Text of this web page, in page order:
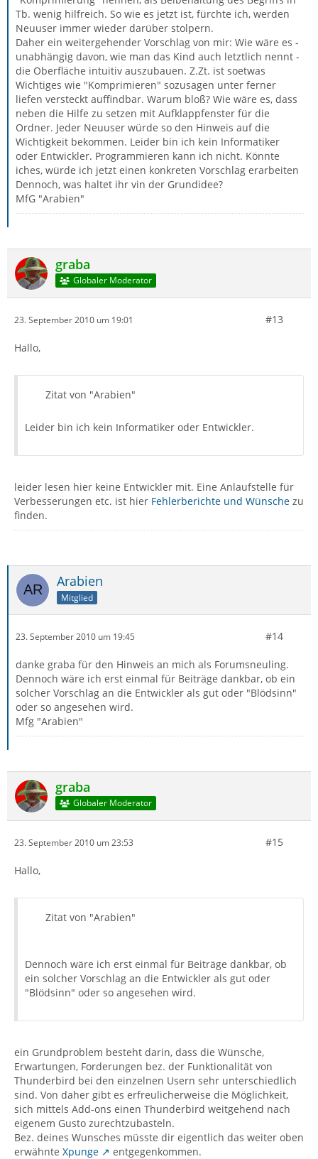
Tb. wenig hilfreich. So wie es jetzt ist, fürchte ich, werden
Neuuser immer wieder darüber stolpern.
Daher ein weitergehender Vorschlag von mir: Wie wäre es -
unabhängig davon, wie man das Kind auch letztlich nennt -
die Oberfläche intuitiv auszubauen. Z.Zt. ist soetwas
Wichtiges wie "Komprimieren" sozusagen unter ferner
liefen versteckt auffindbar. Warum bloß? Wie wäre es, dass
neben die Hilfe zu setzen mit Aufklappfenster für die
Ordner. Jeder Neuuser würde so den Hinweis auf die
Wichtigkeit bekommen. Leider bin ich kein Informatiker
oder Entwickler. Programmieren kann ich nicht. Könnte
iches, würde ich jetzt einen konkreten Vorschlag erarbeiten
Dennoch, was haltet ihr vin der Grundidee?
MfG "Arabien"
graba
Globaler Moderator
23. September 2010 um 19:01 #13
Hallo,
Zitat von "Arabien"
Leider bin ich kein Informatiker oder Entwickler.
leider lesen hier keine Entwickler mit. Eine Anlaufstelle für
Verbesserungen etc. ist hier Fehlerberichte und Wünsche zu
finden.
Arabien
Mitglied
23. September 2010 um 19:45 #14
danke graba für den Hinweis an mich als Forumsneuling.
Dennoch wäre ich erst einmal für Beiträge dankbar, ob ein
solcher Vorschlag an die Entwickler als gut oder "Blödsinn"
oder so angesehen wird.
Mfg "Arabien"
graba
Globaler Moderator
23. September 2010 um 23:53 #15
Hallo,
Zitat von "Arabien"
Dennoch wäre ich erst einmal für Beiträge dankbar, ob
ein solcher Vorschlag an die Entwickler als gut oder
"Blödsinn" oder so angesehen wird.
ein Grundproblem besteht darin, dass die Wünsche,
Erwartungen, Forderungen bez. der Funktionalität von
Thunderbird bei den einzelnen Usern sehr unterschiedlich
sind. Von daher gibt es erfreulicherweise die Möglichkeit,
sich mittels Add-ons einen Thunderbird weitgehend nach
eigenem Gusto zurechtzubasteln.
Bez. deines Wunsches müsste dir eigentlich das weiter oben
erwähnte Xpunge entgegenkommen.